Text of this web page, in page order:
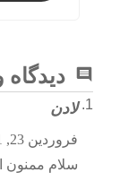
لادن
فروردین 23, 1401 در 2:28 ب.ظ
سلام ممنون